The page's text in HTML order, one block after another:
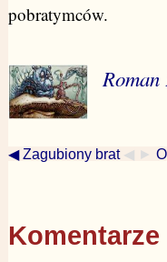
pobratymców.
Roman
◀ Zagubiony brat ◀ ►
Komentarze